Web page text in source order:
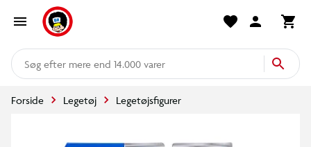
mere end 14.000 varer
Forside Legetøj Legetøjsfigurer